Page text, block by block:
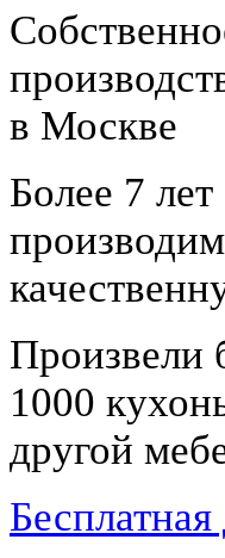
в Москве
Более 7 лет
производим
Произвели
1000
другой
Бесплатная